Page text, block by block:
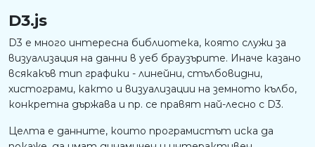
D3.js
D3 е много интересна библиотека, която служи за
визуализация на данни в уеб браузърите. Иначе казано
всякакъв тип графики - линейни, стълбовидни,
хистограми, както и визуализации на земното кълбо,
конкретна държава и пр. се правят най-лесно с D3.
Целта е данните, които програмистът иска да